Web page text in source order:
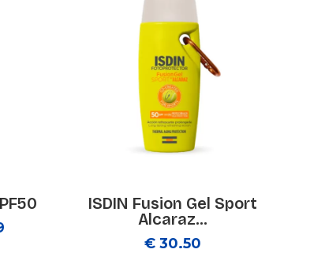
ISDIN Fusion Gel Sport
Alcaraz...
€ 30.50